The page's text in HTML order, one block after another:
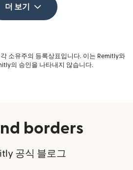
더 보기
소유주의 등록상표입니다. 이는 Remitly와
의 승인을 나타내지 않습니다.
borders
공식 블로그